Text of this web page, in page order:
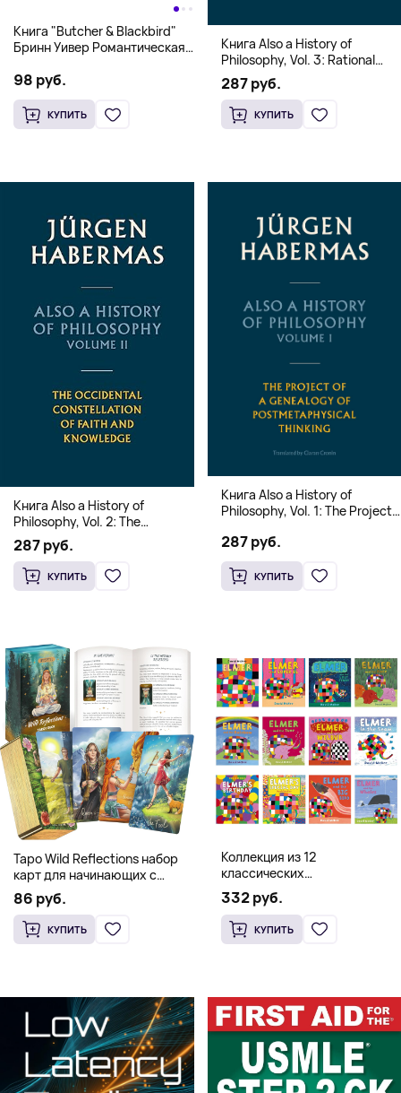
Книга "Butcher & Blackbird"
Бринн Уивер Романтическая
(18+)
98 руб.
КУПИТЬ
Книга Also a History of
Philosophy, Vol. 3: Rational
Freedom. Traces of the
Discourse on Faith and
Knowledge (Твердый
переплет)
287 руб.
КУПИТЬ
Книга Also a History of
Philosophy, Vol. 2: The
Occidental Constellation of
Faith and Knowledge
(Твердый переплет)
287 руб.
КУПИТЬ
Книга Also a History of
Philosophy, Vol. 1: The Project
Postmetaphysical Thinking
(Твердый переплет)
287 руб.
КУПИТЬ
Таро Wild Reflections набор
карт для начинающих с
книгой (78 карт, золочёные
края)
86 руб.
КУПИТЬ
Коллекция из 12
классических
иллюстрированных книг об
Элмере от Дэвида Макки
332 руб.
КУПИТЬ